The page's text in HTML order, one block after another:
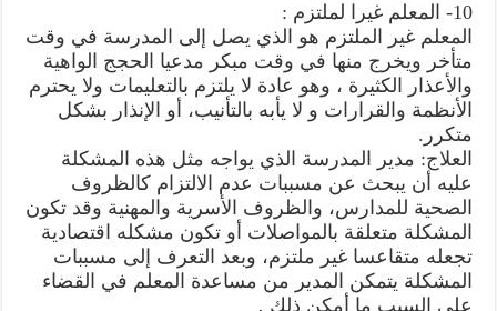
10- المعلم غيرا لملتزم :
المعلم غير الملتزم هو الذي يصل إلى المدرسة في وقت
متأخر ويخرج منها في وقت مبكر مدعيا الحجج الواهية
والأعذار الكثيرة ، وهو عادة لا يلتزم بالتعليمات ولا يحترم
الأنظمة والقرارات و لا يأبه بالتأنيب، أو الإنذار بشكل
متكرر.
العلاج: مدير المدرسة الذي يواجه مثل هذه المشكلة
عليه أن يبحث عن مسببات عدم الالتزام كالظروف
الصحية للمدارس، والظروف الأسرية والمهنية وقد تكون
المشكلة متعلقة بالمواصلات أو تكون مشكله اقتصادية
تجعله متقاعسا غير ملتزم، وبعد التعرف إلى مسببات
المشكلة يتمكن المدير من مساعدة المعلم في القضاء
على السبب ما أمكن ذلك .ٍ